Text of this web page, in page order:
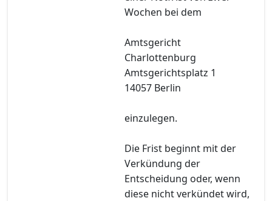
Wochen bei dem
Amtsgericht
Charlottenburg
Amtsgerichtsplatz 1
14057 Berlin
einzulegen.
Die Frist beginnt mit der
Verkündung der
Entscheidung oder, wenn
diese nicht verkündet wird,